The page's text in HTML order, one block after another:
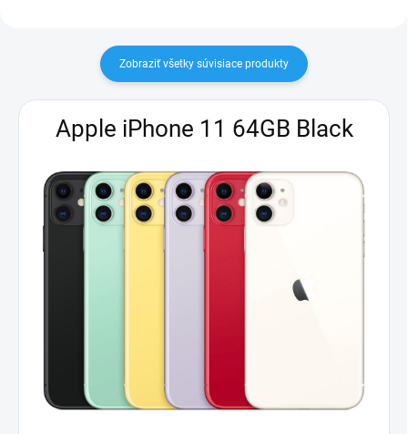
Zobraziť všetky súvisiace produkty
Apple iPhone 11 64GB Black